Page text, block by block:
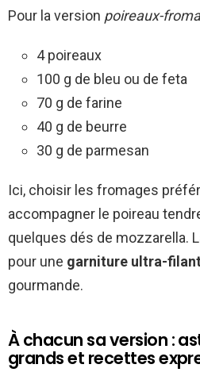
Pour la version poireaux-
4 poireaux
100 g de bleu ou de feta
70 g de farine
40 g de beurre
30 g de parmesan
Ici, choisir les fromages
accompagner le poireau
quelques dés de mozzarella.
pour une garniture ultra-
gourmande.
À chacun sa version :
grands et recettes